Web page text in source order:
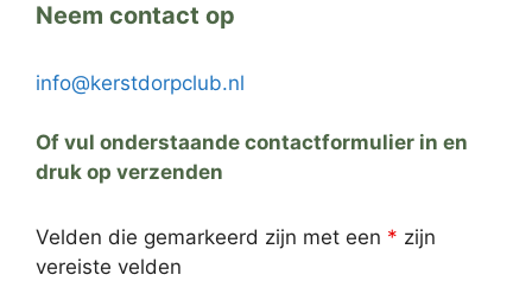
Neem contact op
info@kerstdorpclub.nl
Of vul onderstaande contactformulier in en
druk op verzenden
Velden die gemarkeerd zijn met een * zijn
vereiste velden